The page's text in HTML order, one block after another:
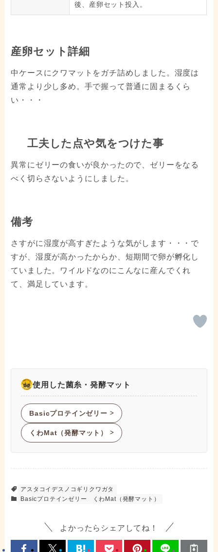
後、産卵セット投入。
産卵セット詳細
中ケースにクワマットをガチ詰めしました。湿度は
通常より少し多め。手で握って普通に固まるくら
い・・・
工夫した点や気をつけた事
異常にゼリーの食いが良かったので、ゼリーをなる
べく切らさないようにしました。
備考
さすがに湿度が高すぎたような気がします・・・で
すが、湿度が高かったからか、短期間で卵が孵化し
ていました。ワイルドなのにこんなに産んでくれ
て、満足しています。
使用した菌糸・発酵マット
Basicプロテインゼリー ᐳ
くわMat（発酵マット） ᐳ
アスタコイデスノコギリクワガタ
Basicプロテインゼリー
くわMat（発酵マット）
よかったらシェアしてね！